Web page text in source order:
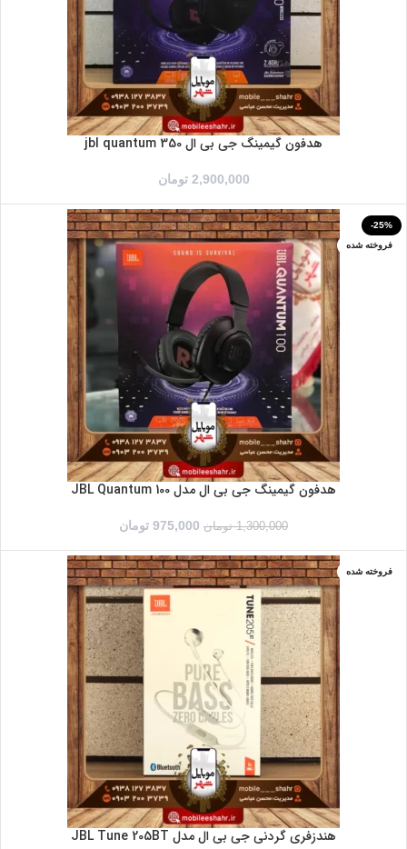
هدفون گیمینگ جی بی ال jbl quantum 350
2,900,000 تومان
-25%
فروخته شده
هدفون گیمینگ جی بی ال مدل JBL Quantum 100
1,300,000 تومان 975,000 تومان
فروخته شده
هندزفری گردنی جی بی ال مدل JBL Tune 205BT